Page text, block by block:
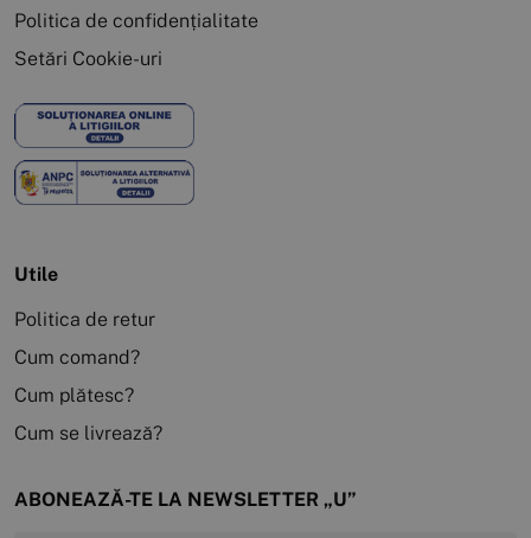
Politica de confidențialitate
Setări Cookie-uri
Utile
Politica de retur
Cum comand?
Cum plătesc?
Cum se livrează?
ABONEAZĂ-TE LA NEWSLETTER „U”